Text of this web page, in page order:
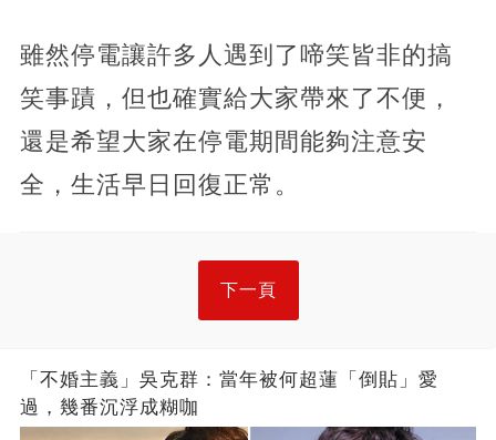
雖然停電讓許多人遇到了啼笑皆非的搞
笑事蹟，但也確實給大家帶來了不便，
還是希望大家在停電期間能夠注意安
全，生活早日回復正常。
下一頁
「不婚主義」吳克群：當年被何超蓮「倒貼」愛
過，幾番沉浮成糊咖